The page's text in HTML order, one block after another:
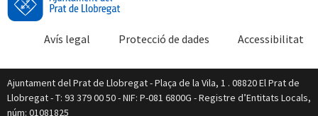
Accessibilitat
Protecció de dades
Avís legal
Ajuntament del Prat de Llobregat - Plaça de la Vila, 1 . 08820 El Prat de
Llobregat - T: 93 379 00 50 - NIF: P-081 6800G - Registre d’Entitats Locals,
núm: 01081825